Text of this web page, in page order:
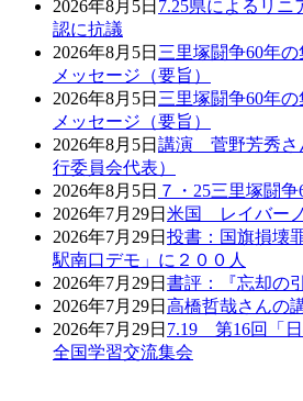
2026年8月5日 7.25県によるリニ
認に抗議
2026年8月5日 三里塚闘争60年
メッセージ（要旨）
2026年8月5日 三里塚闘争60年
メッセージ（要旨）
2026年8月5日 講演 菅野芳秀さ
行委員会代表）
2026年8月5日 ７・25三里塚闘
2026年7月29日 米国 レイバー
2026年7月29日 投書：国旗損壊
駅南口デモ」に２００人
2026年7月29日 書評：『忘却の
2026年7月29日 高橋哲哉さんの
2026年7月29日 7.19 第16回「
全国学習交流集会